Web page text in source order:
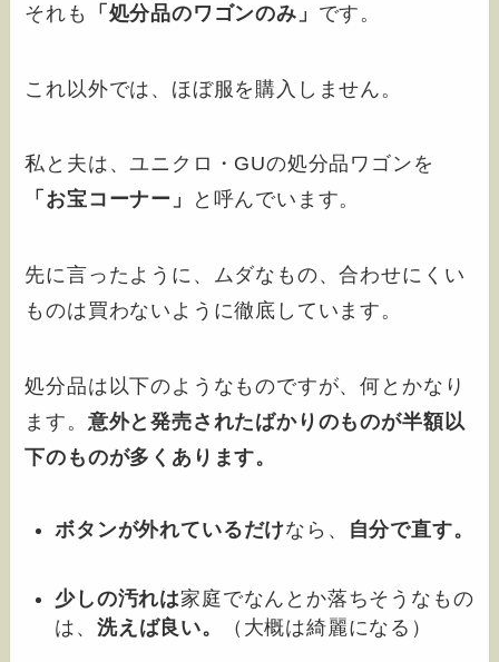
それも
「処分品のワゴンのみ」 です。
これ以外では、ほぼ服を購入しません。
私と夫は、ユニクロ・GUの処分品ワゴンを
「お宝コーナー」
と呼んでいます。
先に言ったように、ムダなもの、合わせにくい
ものは買わないように徹底しています。
処分品は以下のようなものですが、何とかなり
ます。 意外と発売されたばかりのものが半額以
下のものが多くあります。
ボタンが外れているだけなら、 自分で直す。
少しの汚れは家庭でなんとか落ちそうなもの
は、 洗えば良い。 （大概は綺麗になる）